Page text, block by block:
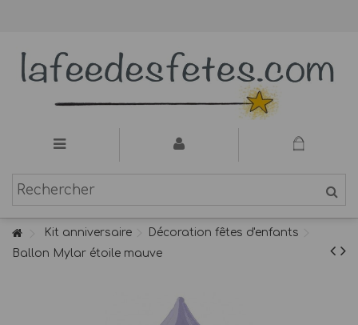
Kit anniversaire
Décoration fêtes d'enfants
Ballon Mylar étoile mauve